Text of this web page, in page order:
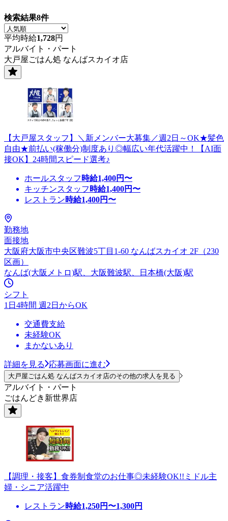
検索結果8件
平均時給1,728円
アルバイト・パート
大戸屋ごはん処 なんばスカイオ店
【大戸屋スタッフ】＼新メンバー大募集／週2日～OK★髪色
自由★前払い(稼働分)制度あり◎幅広い年代活躍中！【AI面
接OK】24時間スピード選考♪
ホールスタッフ 時給1,400円〜
キッチンスタッフ 時給1,400円〜
レストラン時給1,400円〜
勤務地
面接地
大阪府大阪市中央区難波5丁目1-60 なんばスカイオ 2F（230
区画）
なんば(大阪メトロ)駅、大阪難波駅、日本橋(大阪)駅
シフト
1日4時間 週2日からOK
交通費支給
未経験OK
まかないあり
詳細を見る 応募画面に進む
大戸屋ごはん処 なんばスカイオ店のその他の求人を見る
アルバイト・パート
ごはんどき新世界店
【調理・接客】食券制食堂のお仕事◎未経験OK!!ミドル主
婦・シニア活躍中
レストラン時給1,250円〜1,300円